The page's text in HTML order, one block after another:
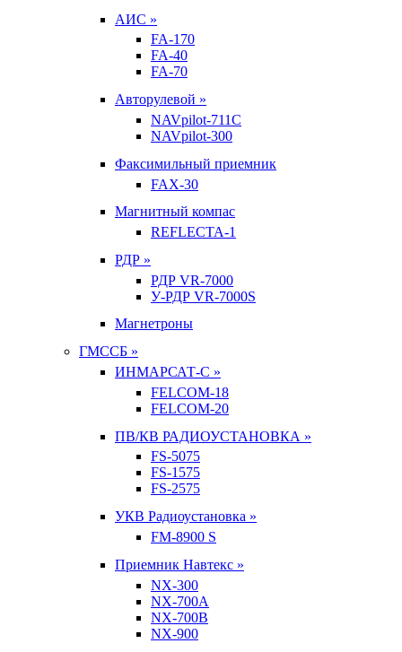
АИС »
FA-170
FA-40
FA-70
Авторулевой »
NAVpilot-711С
NAVpilot-300
Факсимильный приемник
FAX-30
Магнитный компас
REFLECTA-1
РДР »
РДР VR-7000
У-РДР VR-7000S
Магнетроны
ГМССБ »
ИНМАРСАТ-С »
FELCOM-18
FELCOM-20
ПВ/КВ РАДИОУСТАНОВКА »
FS-5075
FS-1575
FS-2575
УКВ Радиоустановка »
FM-8900 S
Приемник Навтекс »
NX-300
NX-700A
NX-700B
NX-900